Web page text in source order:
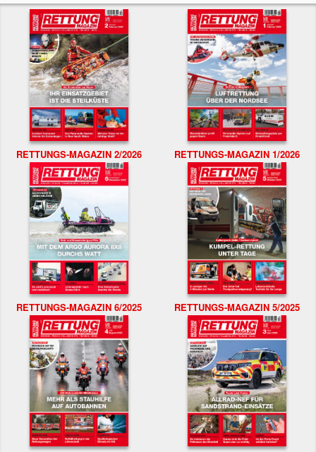
RETTUNGS-MAGAZIN 2/2026 RETTUNGS-MAGAZIN 1/2026
RETTUNGS-MAGAZIN 6/2025 RETTUNGS-MAGAZIN 5/2025